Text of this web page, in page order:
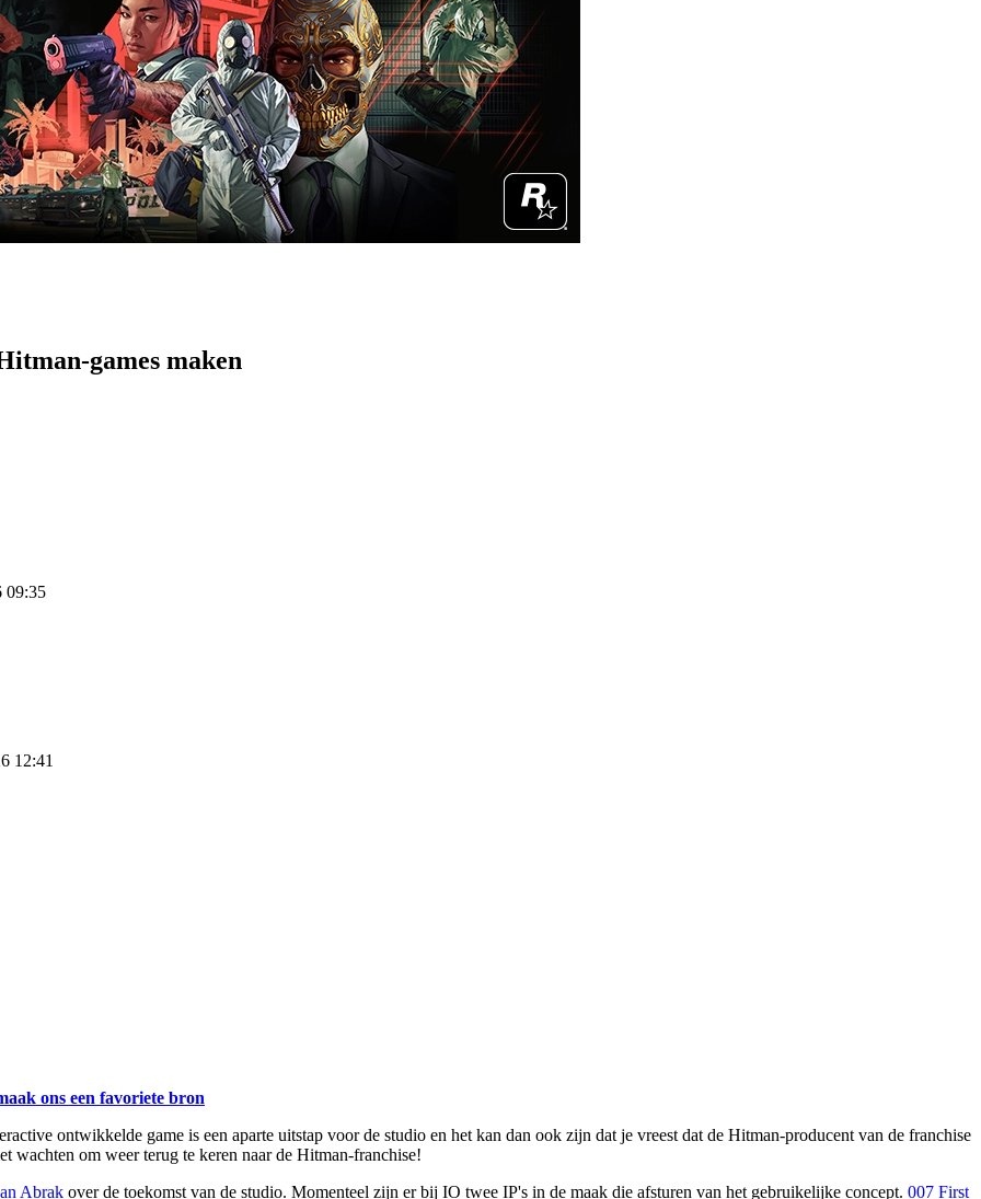
games maken
09:35
12:41
ons een favoriete bron
ontwikkelde game is een aparte uitstap voor de studio en het kan dan ook zijn dat je vreest dat de Hitman-producent van de franchise
wachten om weer terug te keren naar de Hitman-franchise!
Abrak over de toekomst van de studio. Momenteel zijn er bij IO twee IP's in de maak die afsturen van het gebruikelijke concept. 007 First